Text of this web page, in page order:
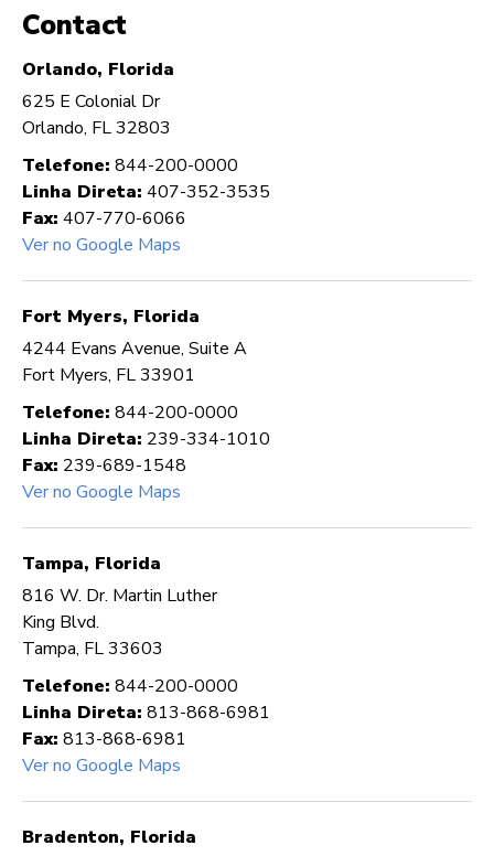
Contact
Orlando, Florida
625 E Colonial Dr
Orlando, FL 32803
Telefone: 844-200-0000
Linha Direta: 407-352-3535
Fax: 407-770-6066
Ver no Google Maps
Fort Myers, Florida
4244 Evans Avenue, Suite A
Fort Myers, FL 33901
Telefone: 844-200-0000
Linha Direta: 239-334-1010
Fax: 239-689-1548
Ver no Google Maps
Tampa, Florida
816 W. Dr. Martin Luther
King Blvd.
Tampa, FL 33603
Telefone: 844-200-0000
Linha Direta: 813-868-6981
Fax: 813-868-6981
Ver no Google Maps
Bradenton, Florida